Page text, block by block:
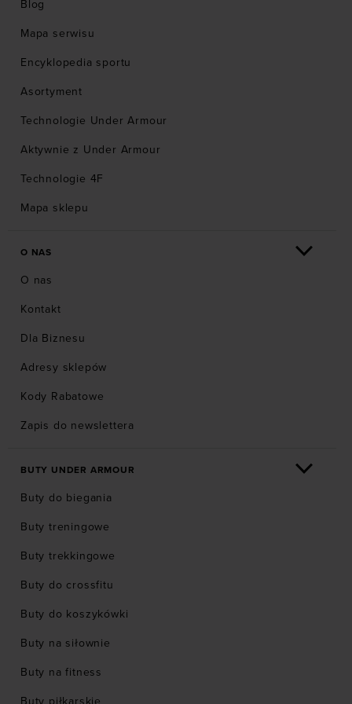
Blog
Mapa serwisu
Encyklopedia sportu
Asortyment
Technologie Under Armour
Aktywnie z Under Armour
Technologie 4F
Mapa sklepu
O NAS
O nas
Kontakt
Dla Biznesu
Adresy sklepów
Kody Rabatowe
Zapis do newslettera
BUTY UNDER ARMOUR
Buty do biegania
Buty treningowe
Buty trekkingowe
Buty do crossfitu
Buty do koszykówki
Buty na siłownie
Buty na fitness